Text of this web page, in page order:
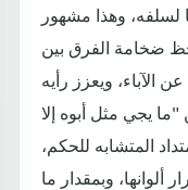
لسلفه، وهذا مشهور
ضخامة الفرق بين
الآباء، ويعزز رأيه
يجي مثل أبوه إلا
المتشابه للحكم،
ألوانها، وبمقدار ما